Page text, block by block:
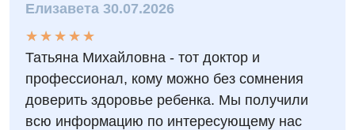
Терапия
Урология
Физиотерапия
Хирургическое отделение
Елизавета 30.07.2026
★
★
★
★
★
★ ★ ★ ★ ★
Татьяна Михайловна - тот доктор и
профессионал, кому можно без сомнения
доверить здоровье ребенка. Мы получили
всю информацию по интересующему нас